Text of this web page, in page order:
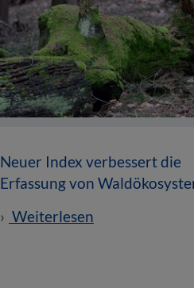
Neuer Index verbessert die
Erfassung von
Weiterlesen